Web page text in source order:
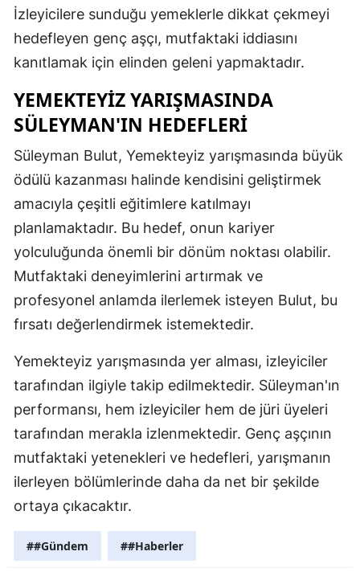
Muğla
Muş
Rize
Sinop
Tekirdağ
Tokat
Trabzon
İzleyicilere sunduğu yemeklerle dikkat çekmeyi
hedefleyen genç aşçı, mutfaktaki iddiasını
kanıtlamak için elinden geleni yapmaktadır.
YEMEKTEYIZ YARIŞMASINDA
SÜLEYMAN'IN HEDEFLERI
Süleyman Bulut, Yemekteyiz yarışmasında büyük
ödülü kazanması halinde kendisini geliştirmek
amacıyla çeşitli eğitimlere katılmayı
planlamaktadır. Bu hedef, onun kariyer
yolculuğunda önemli bir dönüm noktası olabilir.
Mutfaktaki deneyimlerini artırmak ve
profesyonel anlamda ilerlemek isteyen Bulut, bu
fırsatı değerlendirmek istemektedir.
Yemekteyiz yarışmasında yer alması, izleyiciler
tarafından ilgiyle takip edilmektedir. Süleyman'ın
performansı, hem izleyiciler hem de jüri üyeleri
tarafından merakla izlenmektedir. Genç aşçının
mutfaktaki yetenekleri ve hedefleri, yarışmanın
ilerleyen bölümlerinde daha da net bir şekilde
ortaya çıkacaktır.
##Gündem ##Haberler